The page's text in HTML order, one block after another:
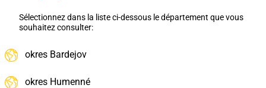
Sélectionnez dans la liste ci-dessous le département que vous
souhaitez consulter:
okres Bardejov
okres Humenné